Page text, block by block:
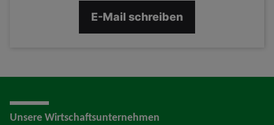
E-Mail schreiben
Unsere Wirtschaftsunternehmen